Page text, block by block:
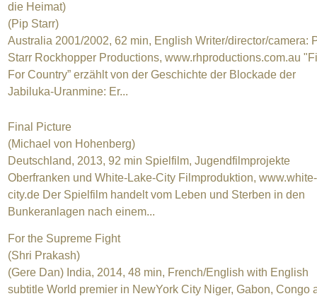
die Heimat)
(Pip Starr)
Australia 2001/2002, 62 min, English Writer/director/camera:
Starr Rockhopper Productions, www.rhproductions.com.au
For Country” erzählt von der Geschichte der Blockade der
Jabiluka-Uranmine: Er...
Final Picture
(Michael von Hohenberg)
Deutschland, 2013, 92 min Spielfilm, Jugendfilmprojekte
Oberfranken und White-Lake-City Filmproduktion,
city.de Der Spielfilm handelt vom Leben und Sterben in den
Bunkeranlagen nach einem...
For the Supreme Fight
(Shri Prakash)
(Gere Dan) India, 2014, 48 min, French/English with English
subtitle World premier in NewYork City Niger, Gabon, Congo